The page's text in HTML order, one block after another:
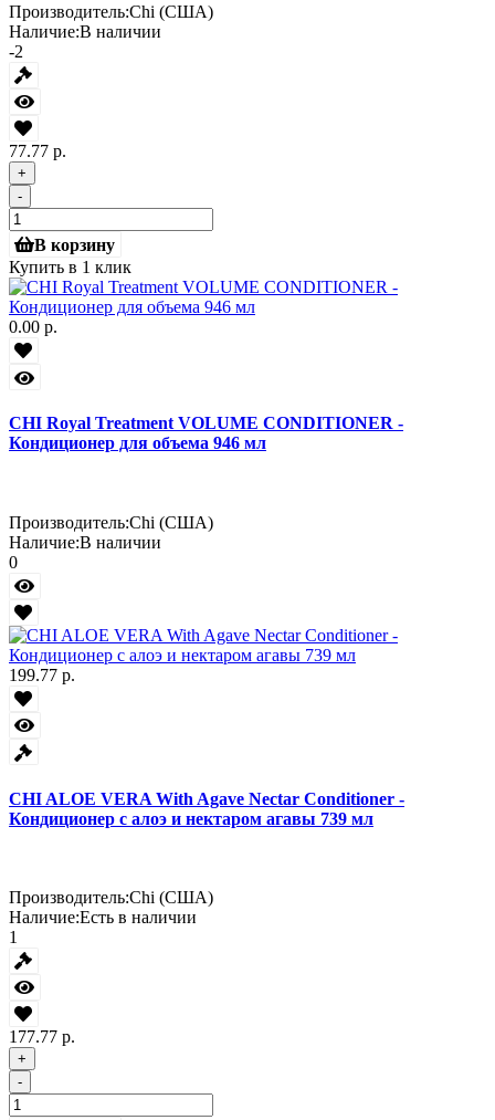
Производитель:Chi (США)
Наличие:В наличии
-2
77.77 р.
+
-
В корзину
Купить в 1 клик
0.00 р.
CHI Royal Treatment VOLUME CONDITIONER -
Кондиционер для объема 946 мл
Производитель:Chi (США)
Наличие:В наличии
0
199.77 р.
CHI ALOE VERA With Agave Nectar Conditioner -
Кондиционер с алоэ и нектаром агавы 739 мл
Производитель:Chi (США)
Наличие:Есть в наличии
1
177.77 р.
+
-